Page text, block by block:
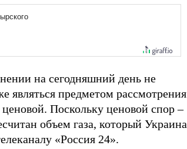
на сегодняшний день не
являться предметом рассмотрения
Поскольку ценовой спор –
объем газа, который Украина
«Россия 24».